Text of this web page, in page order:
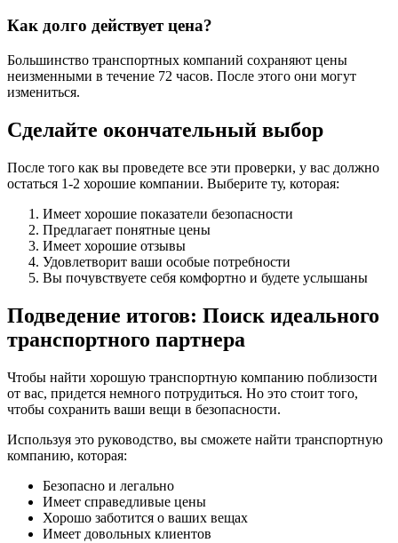
Как долго действует цена?
Большинство транспортных компаний сохраняют цены
неизменными в течение 72 часов. После этого они могут
измениться.
Сделайте окончательный выбор
После того как вы проведете все эти проверки, у вас должно
остаться 1-2 хорошие компании. Выберите ту, которая:
Имеет хорошие показатели безопасности
Предлагает понятные цены
Имеет хорошие отзывы
Удовлетворит ваши особые потребности
Вы почувствуете себя комфортно и будете услышаны
Подведение итогов: Поиск идеального
транспортного партнера
Чтобы найти хорошую транспортную компанию поблизости
от вас, придется немного потрудиться. Но это стоит того,
чтобы сохранить ваши вещи в безопасности.
Используя это руководство, вы сможете найти транспортную
компанию, которая:
Безопасно и легально
Имеет справедливые цены
Хорошо заботится о ваших вещах
Имеет довольных клиентов